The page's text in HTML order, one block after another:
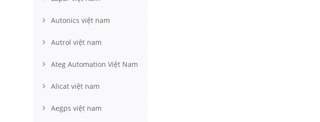
Autonics việt nam
Autrol việt nam
Ateg Automation Việt Nam
Alicat việt nam
Aegps việt nam